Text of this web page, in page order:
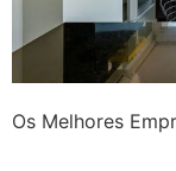
Os Melhores